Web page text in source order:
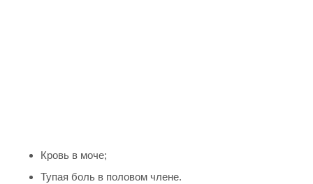
Кровь в моче;
Тупая боль в половом члене.